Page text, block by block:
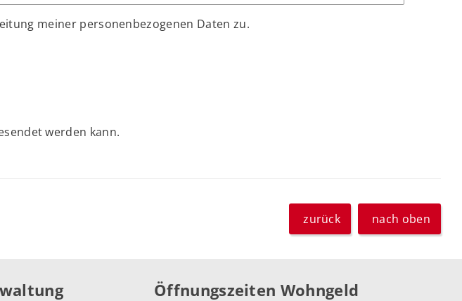
meiner personenbezogenen Daten zu.
werden kann.
zurück nach oben
Öffnungszeiten Wohngeld